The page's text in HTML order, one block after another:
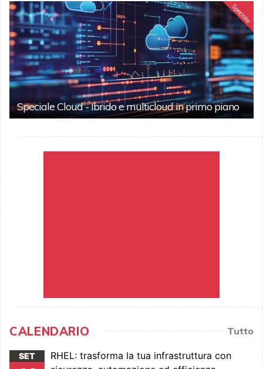
Speciale
Speciale Cloud - Ibrido e multicloud in primo piano
CALENDARIO Tutto
SET
RHEL: trasforma la tua infrastruttura con